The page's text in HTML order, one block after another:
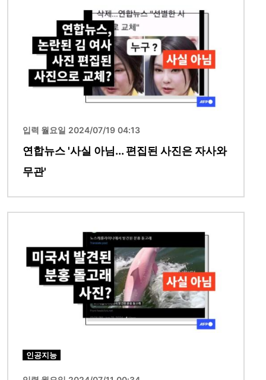
입력 월요일 2024/07/19 04:13
연합뉴스 '사실 아님... 편집된 사진은 자사와
무관'
인공지능